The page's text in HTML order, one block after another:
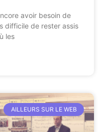
avoir besoin de
difficile de rester assis
les
AILLEURS SUR LE WEB